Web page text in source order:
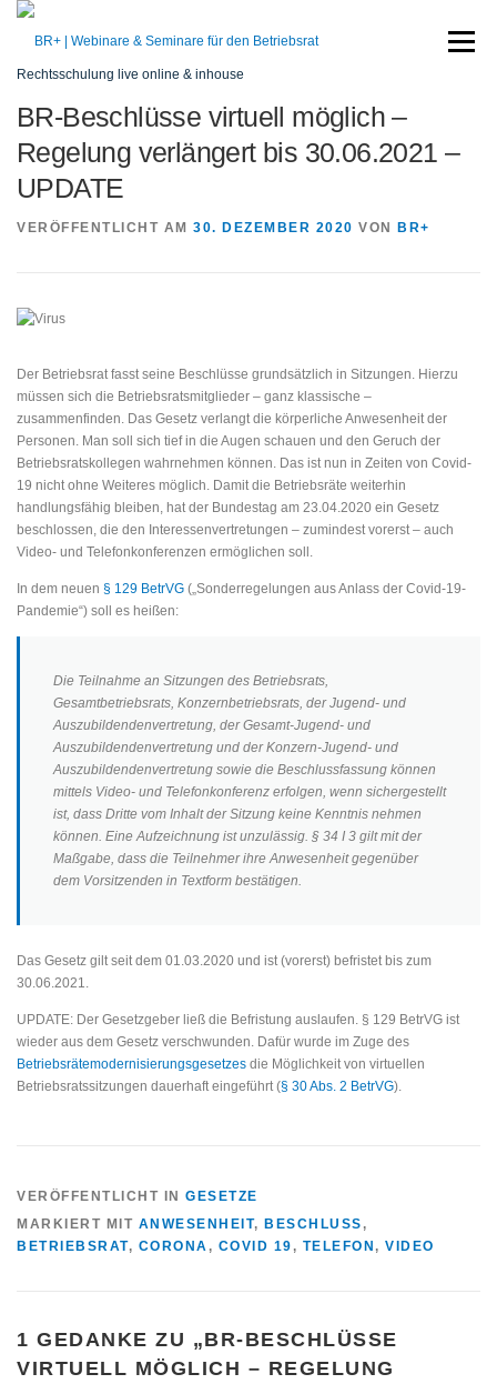
Zum
Rechtsschulung live online & inhouse
Menü
START SEMINARE REFERENT SERVICE
KONTAKT
BR-Beschlüsse virtuell möglich –
Regelung verlängert bis 30.06.2021 –
UPDATE
VERÖFFENTLICHT AM 30. DEZEMBER 2020 VON BR+
Der Betriebsrat fasst seine Beschlüsse grundsätzlich in Sitzungen. Hierzu
müssen sich die Betriebsratsmitglieder – ganz klassische –
zusammenfinden. Das Gesetz verlangt die körperliche Anwesenheit der
Personen. Man soll sich tief in die Augen schauen und den Geruch der
Betriebsratskollegen wahrnehmen können. Das ist nun in Zeiten von Covid-
19 nicht ohne Weiteres möglich. Damit die Betriebsräte weiterhin
handlungsfähig bleiben, hat der Bundestag am 23.04.2020 ein Gesetz
beschlossen, die den Interessenvertretungen – zumindest vorerst – auch
Video- und Telefonkonferenzen ermöglichen soll.
In dem neuen § 129 BetrVG („Sonderregelungen aus Anlass der Covid-19-
Pandemie“) soll es heißen:
Die Teilnahme an Sitzungen des Betriebsrats,
Gesamtbetriebsrats, Konzernbetriebsrats, der Jugend- und
Auszubildendenvertretung, der Gesamt-Jugend- und
Auszubildendenvertretung und der Konzern-Jugend- und
Auszubildendenvertretung sowie die Beschlussfassung können
mittels Video- und Telefonkonferenz erfolgen, wenn sichergestellt
ist, dass Dritte vom Inhalt der Sitzung keine Kenntnis nehmen
können. Eine Aufzeichnung ist unzulässig. § 34 I 3 gilt mit der
Maßgabe, dass die Teilnehmer ihre Anwesenheit gegenüber
dem Vorsitzenden in Textform bestätigen.
Das Gesetz gilt seit dem 01.03.2020 und ist (vorerst) befristet bis zum
30.06.2021.
UPDATE: Der Gesetzgeber ließ die Befristung auslaufen. § 129 BetrVG ist
wieder aus dem Gesetz verschwunden. Dafür wurde im Zuge des
Betriebsrätemodernisierungsgesetzes die Möglichkeit von virtuellen
Betriebsratssitzungen dauerhaft eingeführt (§ 30 Abs. 2 BetrVG).
VERÖFFENTLICHT IN GESETZE
MARKIERT MIT ANWESENHEIT, BESCHLUSS ,
BETRIEBSRAT, CORONA , COVID 19 , TELEFON , VIDEO
1 GEDANKE ZU „BR-BESCHLÜSSE
VIRTUELL MÖGLICH – REGELUNG